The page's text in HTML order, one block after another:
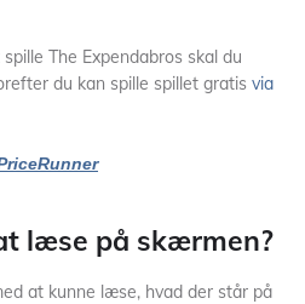
The Expendabros skal du
du kan spille spillet gratis via
læse på skærmen?
at kunne læse, hvad der står på